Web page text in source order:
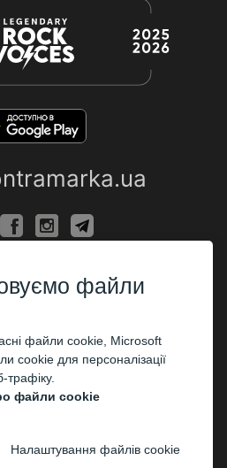
Каси
клієнтам
файли
файли cookie, Microsoft
cookie для персоналізації
трафіку.
файли cookie
Налаштування файлів cookie